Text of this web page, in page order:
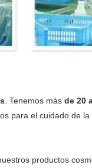
. Tenemos másde 20
para el cuidado de
productos